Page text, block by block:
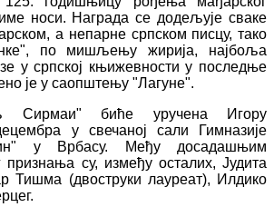
носи. Награда се додељује сваке
а непарне српском писцу, тако
по мишљењу жирија, најбоља
у српској књижевности у последње
је у саопштењу "Лагуне".
Сирмаи" биће уручена Игору
у свечаној сали Гимназије
у Врбасу. Међу досадашњим
признања су, између осталих, Јудита
Тишма (двоструки лауреат), Илдико